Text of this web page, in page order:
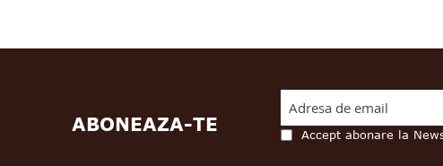
ABONEAZA-TE
Accept abonare la